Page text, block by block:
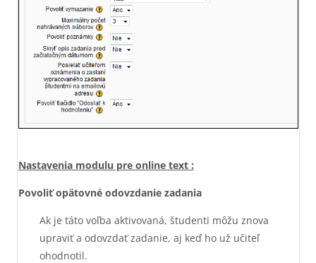
Nastavenia modulu pre online text :
Povoliť opätovné odovzdanie zadania
Ak je táto voľba aktivovaná, študenti môžu znova
upraviť a odovzdať zadanie, aj keď ho už učiteľ
ohodnotil.